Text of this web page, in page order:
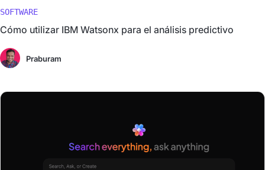
SOFTWARE
Cómo utilizar IBM Watsonx para el análisis predictivo
Praburam